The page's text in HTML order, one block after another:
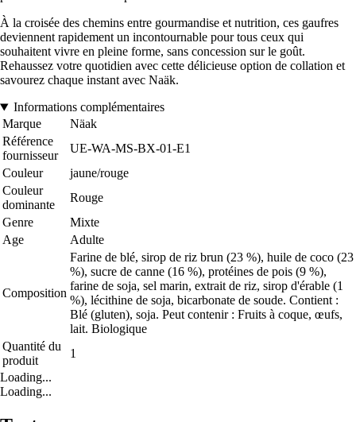
À la croisée des chemins entre gourmandise et nutrition, ces gaufres
deviennent rapidement un incontournable pour tous ceux qui
souhaitent vivre en pleine forme, sans concession sur le goût.
Rehaussez votre quotidien avec cette délicieuse option de collation et
savourez chaque instant avec Naäk.
Informations complémentaires
Marque
Näak
Référence
fournisseur
UE-WA-MS-BX-01-E1
Couleur
jaune/rouge
Couleur
dominante
Rouge
Genre
Mixte
Age
Adulte
Composition
Farine de blé, sirop de riz brun (23 %), huile de coco (23
%), sucre de canne (16 %), protéines de pois (9 %),
farine de soja, sel marin, extrait de riz, sirop d'érable (1
%), lécithine de soja, bicarbonate de soude. Contient :
Blé (gluten), soja. Peut contenir : Fruits à coque, œufs,
lait. Biologique
Quantité du
produit
1
Loading...
Loading...